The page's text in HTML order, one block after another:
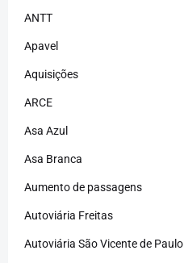
ANTT
Apavel
Aquisições
ARCE
Asa Azul
Asa Branca
Aumento de passagens
Autoviária Freitas
Autoviária São Vicente de Paulo